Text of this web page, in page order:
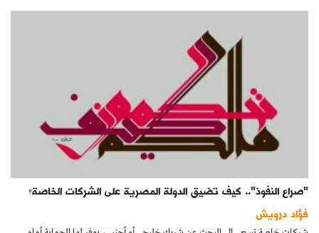
"صراع النفوذ".. كيف تضيق الدولة المصرية على الشركات الخاصة؟
فؤاد درويش